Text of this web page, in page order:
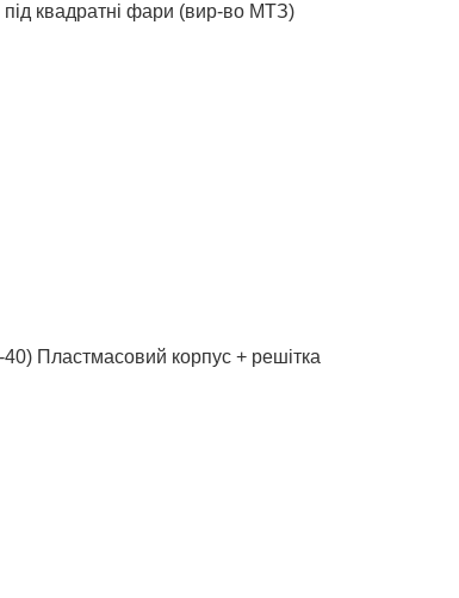
квадратні фари (вир-во МТЗ)
корпус + решітка